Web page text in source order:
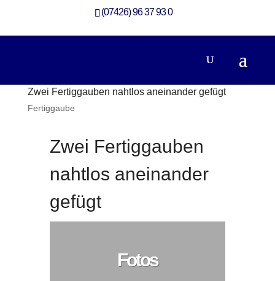
(07426) 96 37 93 0
Zwei Fertiggauben nahtlos aneinander gefügt
Fertiggaube
Zwei Fertiggauben
nahtlos aneinander
gefügt
Fotos